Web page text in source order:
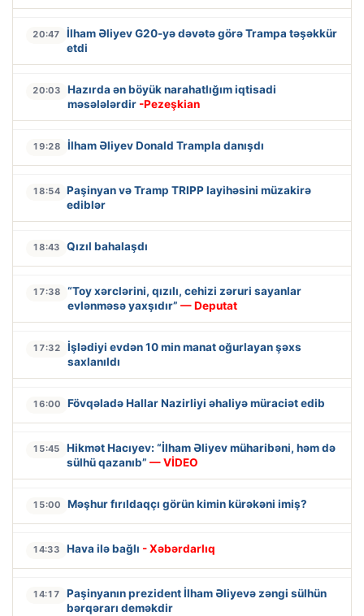
20:47
İlham Əliyev G20-yə dəvətə görə Trampa təşəkkür
etdi
20:03
Hazırda ən böyük narahatlığım iqtisadi
məsələlərdir -Pezeşkian
19:28 İlham Əliyev Donald Trampla danışdı
18:54 Paşinyan və Tramp TRIPP layihəsini müzakirə
ediblər
18:43 Qızıl bahalaşdı
17:38
“Toy xərclərini, qızılı, cehizi zəruri sayanlar
evlənməsə yaxşıdır” — Deputat
17:32
İşlədiyi evdən 10 min manat oğurlayan şəxs
saxlanıldı
16:00 Fövqəladə Hallar Nazirliyi əhaliyə müraciət edib
15:45
Hikmət Hacıyev: “İlham Əliyev müharibəni, həm də
sülhü qazanıb” — VİDEO
15:00 Məşhur fırıldaqçı görün kimin kürəkəni imiş?
14:33 Hava ilə bağlı - Xəbərdarlıq
14:17
Paşinyanın prezident İlham Əliyevə zəngi sülhün
bərqərarı deməkdir